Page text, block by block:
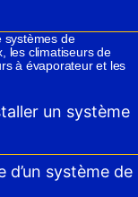
systèmes de
les climatiseurs de
à évaporateur et les
un système
d’un système de